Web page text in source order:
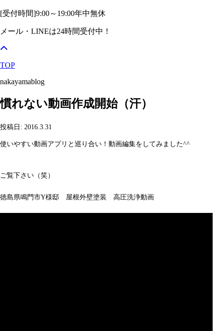
[受付時間]9:00～19:00年中無休
メール・LINEは24時間受付中！
TOP
nakayamablog
慣れない動画作成開始（汗）
投稿日: 2016.3.31
使いやすい動画アプリと巡り合い！動画編集をしてみました^^
ご覧下さい（笑）
徳島県鳴門市Y様邸 屋根外壁塗装 高圧洗浄動画